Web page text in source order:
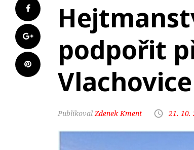
podpořit
Vlachovice
Zdenek Kment 21. 10.